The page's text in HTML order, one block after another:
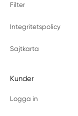
Filter
Integritetspolicy
Sajtkarta
Kunder
Logga in